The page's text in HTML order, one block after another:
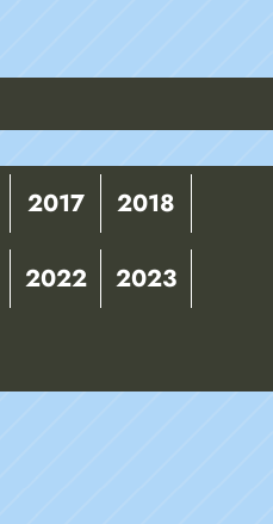
2017 2018
2022 2023